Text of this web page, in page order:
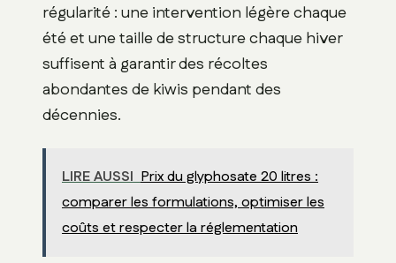
régularité : une intervention légère chaque
été et une taille de structure chaque hiver
suffisent à garantir des récoltes
abondantes de kiwis pendant des
décennies.
LIRE AUSSI Prix du glyphosate 20 litres :
comparer les formulations, optimiser les
coûts et respecter la réglementation